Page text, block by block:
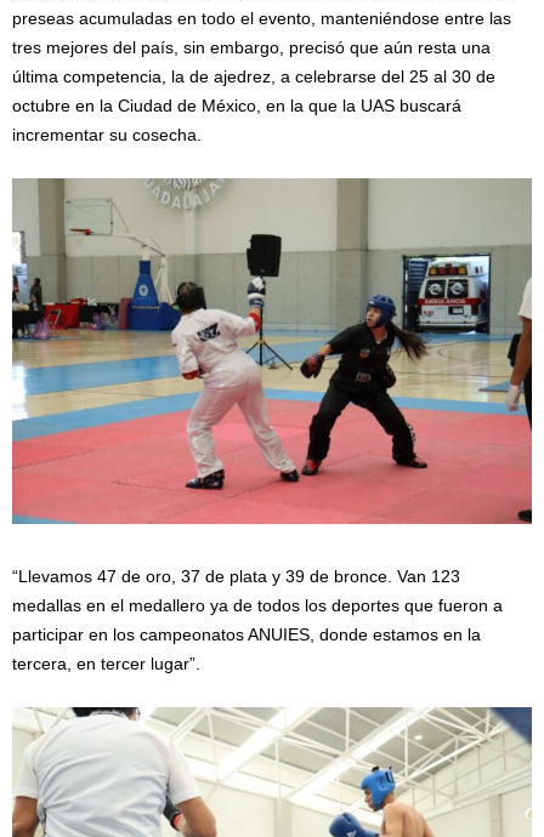
preseas acumuladas en todo el evento, manteniéndose entre las
tres mejores del país, sin embargo, precisó que aún resta una
última competencia, la de ajedrez, a celebrarse del 25 al 30 de
octubre en la Ciudad de México, en la que la UAS buscará
incrementar su cosecha.
“Llevamos 47 de oro, 37 de plata y 39 de bronce. Van 123
medallas en el medallero ya de todos los deportes que fueron a
participar en los campeonatos ANUIES, donde estamos en la
tercera, en tercer lugar”.